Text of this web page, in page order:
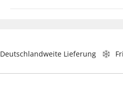
Deutschlandweite Lieferung